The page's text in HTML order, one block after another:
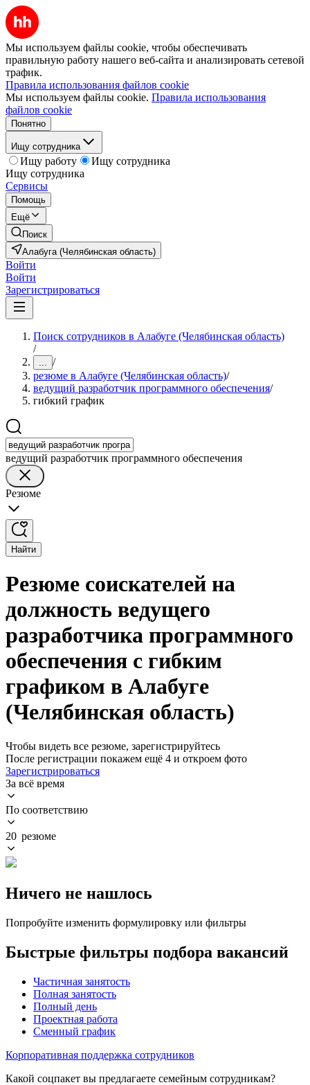
Мы используем файлы cookie, чтобы обеспечивать
правильную работу нашего веб-сайта и анализировать сетевой
трафик.
Правила использования файлов cookie
Мы используем файлы cookie. Правила использования
файлов cookie
Понятно
Ищу сотрудника
Ищу работу
Ищу сотрудника
Ищу сотрудника
Сервисы
Помощь
Ещё
Поиск
Алабуга (Челябинская область)
Войти
Войти
Зарегистрироваться
Поиск сотрудников в Алабуге (Челябинская область)
/
... /
резюме в Алабуге (Челябинская область)/
ведущий разработчик программного обеспечения/
гибкий график
ведущий разработчик программного обеспечения
Резюме
Найти
Резюме соискателей на
должность ведущего
разработчика программного
обеспечения с гибким
графиком в Алабуге
(Челябинская область)
Чтобы видеть все резюме, зарегистрируйтесь
После регистрации покажем ещё 4 и откроем фото
Зарегистрироваться
За всё время
По соответствию
20 резюме
Ничего не нашлось
Попробуйте изменить формулировку или фильтры
Быстрые фильтры подбора вакансий
Частичная занятость
Полная занятость
Полный день
Проектная работа
Сменный график
Корпоративная поддержка сотрудников
Какой соцпакет вы предлагаете семейным сотрудникам?